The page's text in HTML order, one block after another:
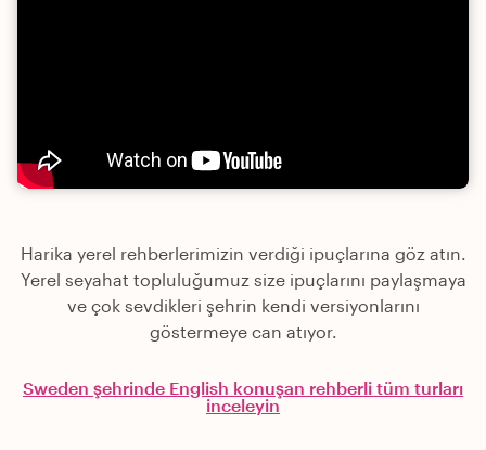
Harika yerel rehberlerimizin verdiği ipuçlarına göz atın.
Yerel seyahat topluluğumuz size ipuçlarını paylaşmaya
ve çok sevdikleri şehrin kendi versiyonlarını
göstermeye can atıyor.
Sweden şehrinde English konuşan rehberli tüm turları
inceleyin